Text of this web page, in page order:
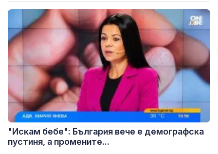
"Искам бебе": България вече е демографска
пустиня, а промените...